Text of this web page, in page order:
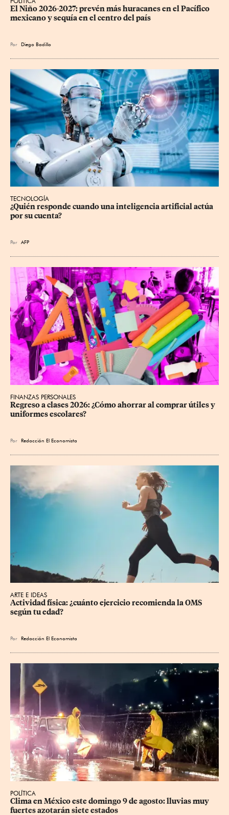
El Niño 2026-2027: prevén más huracanes en el Pacífico
mexicano y sequía en el centro del país
Por Diego Badillo
TECNOLOGÍA
¿Quién responde cuando una inteligencia artificial actúa
por su cuenta?
Por AFP
FINANZAS PERSONALES
Regreso a clases 2026: ¿Cómo ahorrar al comprar útiles y
uniformes escolares?
Por Redacción El Economista
ARTE E IDEAS
Actividad física: ¿cuánto ejercicio recomienda la OMS
según tu edad?
Por Redacción El Economista
POLÍTICA
Clima en México este domingo 9 de agosto: lluvias muy
fuertes azotarán siete estados